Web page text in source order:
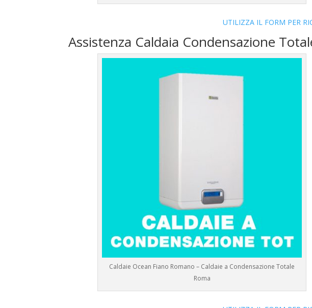
UTILIZZA IL FORM PER
Assistenza Caldaia Condensazione
Caldaie Ocean Fiano Romano – Caldaie a Condensazione Totale
Roma